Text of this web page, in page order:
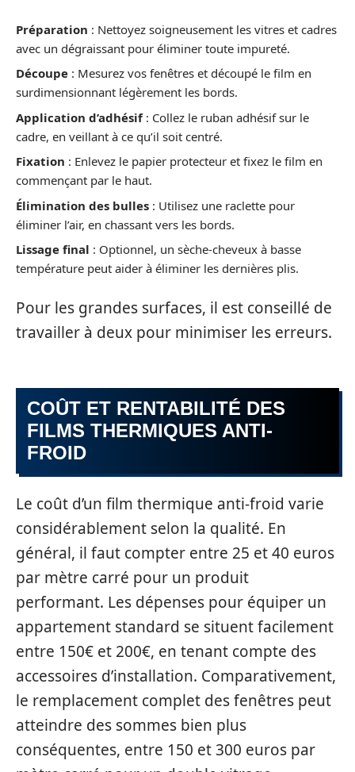
Préparation : Nettoyez soigneusement les vitres et cadres
avec un dégraissant pour éliminer toute impureté.
Découpe : Mesurez vos fenêtres et découpé le film en
surdimensionnant légèrement les bords.
Application d’adhésif: Collez le ruban adhésif sur le
cadre, en veillant à ce qu’il soit centré.
Fixation : Enlevez le papier protecteur et fixez le film en
commençant par le haut.
Élimination des bulles : Utilisez une raclette pour
éliminer l’air, en chassant vers les bords.
Lissage final : Optionnel, un sèche-cheveux à basse
température peut aider à éliminer les dernières plis.
Pour les grandes surfaces, il est conseillé de
travailler à deux pour minimiser les erreurs.
COÛT ET RENTABILITÉ DES
FILMS THERMIQUES ANTI-
FROID
Le coût d’un film thermique anti-froid varie
considérablement selon la qualité. En
général, il faut compter entre 25 et 40 euros
par mètre carré pour un produit
performant. Les dépenses pour équiper un
appartement standard se situent facilement
entre 150€ et 200€, en tenant compte des
accessoires d’installation. Comparativement,
le remplacement complet des fenêtres peut
atteindre des sommes bien plus
conséquentes, entre 150 et 300 euros par